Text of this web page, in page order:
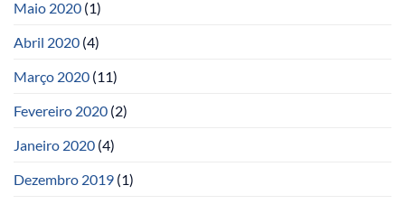
Maio 2020 (1)
Abril 2020 (4)
Março 2020 (11)
Fevereiro 2020 (2)
Janeiro 2020 (4)
Dezembro 2019 (1)